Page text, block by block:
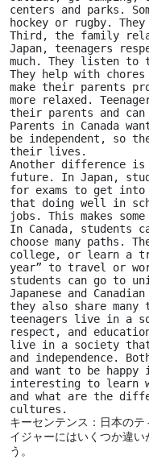
centers and parks.
hockey or rugby.
Third, the family
Japan, teenagers
much. They listen to
They help with
make their parents
more relaxed.
their parents and
Parents in Canada
be independent, so
their lives.
Another difference is
future. In Japan,
for exams to get
that doing well in
jobs. This makes
In Canada, students
choose many paths.
college, or learn a
year” to travel or
students can go to
Japanese and
they also share many
teenagers live in a
respect, and
live in a society
and independence.
and want to be
interesting to learn
and what are the
cultures.
キーセンテンス：日本の
イジャーにはいくつか違
う。